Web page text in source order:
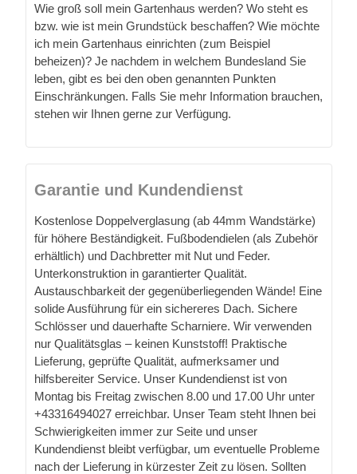
Wie groß soll mein Gartenhaus werden? Wo steht es
bzw. wie ist mein Grundstück beschaffen? Wie möchte
ich mein Gartenhaus einrichten (zum Beispiel
beheizen)? Je nachdem in welchem Bundesland Sie
leben, gibt es bei den oben genannten Punkten
Einschränkungen. Falls Sie mehr Information brauchen,
stehen wir Ihnen gerne zur Verfügung.
Garantie und Kundendienst
Kostenlose Doppelverglasung (ab 44mm Wandstärke)
für höhere Beständigkeit. Fußbodendielen (als Zubehör
erhältlich) und Dachbretter mit Nut und Feder.
Unterkonstruktion in garantierter Qualität.
Austauschbarkeit der gegenüberliegenden Wände! Eine
solide Ausführung für ein sichereres Dach. Sichere
Schlösser und dauerhafte Scharniere. Wir verwenden
nur Qualitätsglas – keinen Kunststoff! Praktische
Lieferung, geprüfte Qualität, aufmerksamer und
hilfsbereiter Service. Unser Kundendienst ist von
Montag bis Freitag zwischen 8.00 und 17.00 Uhr unter
+43316494027 erreichbar. Unser Team steht Ihnen bei
Schwierigkeiten immer zur Seite und unser
Kundendienst bleibt verfügbar, um eventuelle Probleme
nach der Lieferung in kürzester Zeit zu lösen. Sollten